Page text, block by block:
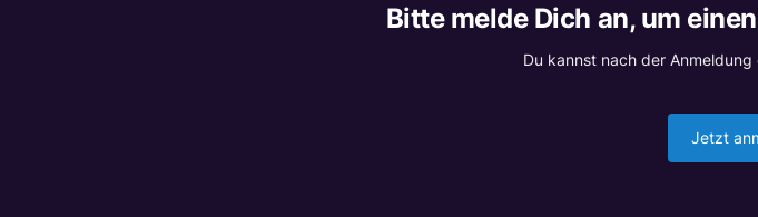
Bitte melde Dich an, um
Du kannst nach der
Jetzt